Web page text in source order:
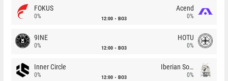
FOKUS
0% 12:00 BO3
Acend
0%
9INE
0% 12:00 BO3
HOTU
0%
Inner Circle
0% 12:00 BO3
Iberian Soul
0%